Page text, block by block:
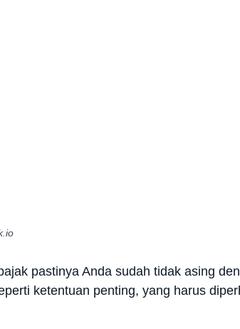
pastinya Anda sudah tidak asing
ketentuan penting, yang harus